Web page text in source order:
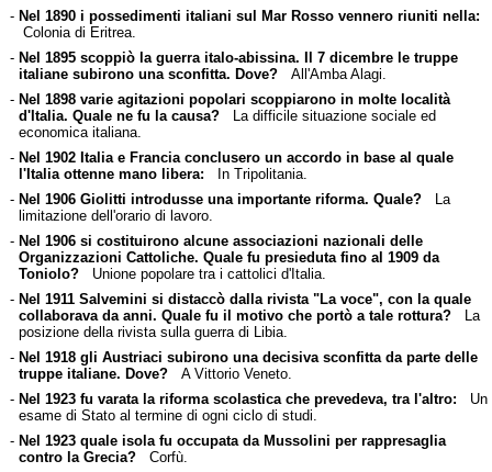
- Nel 1890 i possedimenti italiani sul Mar Rosso vennero riuniti nella:
Colonia di Eritrea.
- Nel 1895 scoppiò la guerra italo-abissina. Il 7 dicembre le truppe
italiane subirono una sconfitta. Dove?All'Amba Alagi.
- Nel 1898 varie agitazioni popolari scoppiarono in molte località
d'Italia. Quale ne fu la causa?La difficile situazione sociale ed
economica italiana.
- Nel 1902 Italia e Francia conclusero un accordo in base al quale
l'Italia ottenne mano libera: In Tripolitania.
- Nel 1906 Giolitti introdusse una importante riforma. Quale?La
limitazione dell'orario di lavoro.
- Nel 1906 si costituirono alcune associazioni nazionali delle
Organizzazioni Cattoliche. Quale fu presieduta fino al 1909 da
Toniolo?Unione popolare tra i cattolici d'Italia.
- Nel 1911 Salvemini si distaccò dalla rivista "La voce", con la quale
collaborava da anni. Quale fu il motivo che portò a tale rottura?La
posizione della rivista sulla guerra di Libia.
- Nel 1918 gli Austriaci subirono una decisiva sconfitta da parte delle
truppe italiane. Dove?A Vittorio Veneto.
- Nel 1923 fu varata la riforma scolastica che prevedeva, tra l'altro: Un
esame di Stato al termine di ogni ciclo di studi.
- Nel 1923 quale isola fu occupata da Mussolini per rappresaglia
contro la Grecia?Corfù.